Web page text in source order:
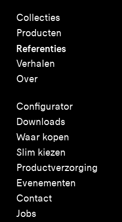
Collecties
Producten
Referenties
Verhalen
Over
Configurator
Downloads
Waar kopen
Slim kiezen
Productverzorging
Evenementen
Contact
Jobs